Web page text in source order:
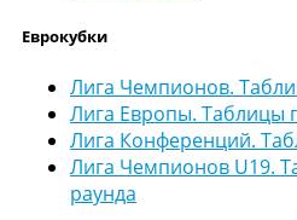
Еврокубки
Лига Чемпионов.
Лига Европы. Таблицы
Лига Конференций.
Лига Чемпионов U19.
раунда